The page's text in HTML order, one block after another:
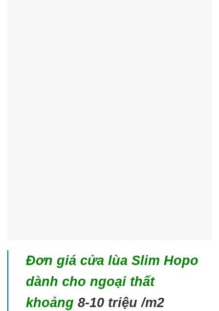
Đơn giá cửa lùa Slim Hopo
dành cho ngoại thất
khoảng 8-10 triệu /m2